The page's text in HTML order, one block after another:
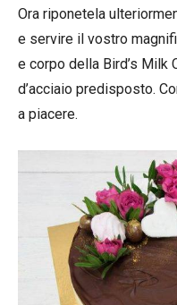
Ora riponetela
e servire il vostro
e corpo della Bird’s Milk
d’acciaio predisposto.
a piacere.